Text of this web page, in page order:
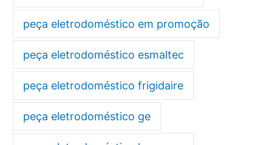
peça eletrodoméstico em promoção
peça eletrodoméstico esmaltec
peça eletrodoméstico frigidaire
peça eletrodoméstico ge